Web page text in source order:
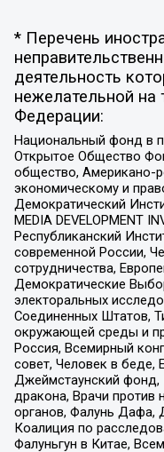
* Перечень
деятельность
нежелательной на
Федерации:
Национальный фонд в
Открытое Общество
общество, Американо-
экономическому и
Демократический
MEDIA DEVELOPMENT
Республиканский
современной России,
сотрудничества,
Демократические
электоральных
Соединенных Штатов,
окружающей среды и
Россия, Всемирный
совет, Человек в
Джеймстаунский
дракона, Врачи против
органов, Фалунь Дафа,
Коалиция по
Фалуньгун в Китае,